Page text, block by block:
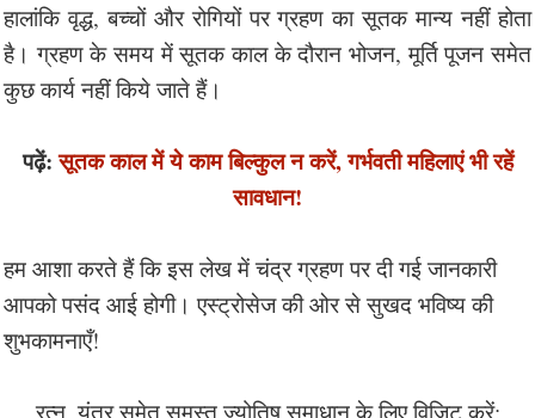
हालांकि वृद्ध, बच्चों और रोगियों पर ग्रहण का सूतक मान्य नहीं होता
है। ग्रहण के समय में सूतक काल के दौरान भोजन, मूर्ति पूजन समेत
कुछ कार्य नहीं किये जाते हैं।
पढ़ें:सूतक काल में ये काम बिल्कुल न करें, गर्भवती महिलाएं भी रहें
सावधान!
हम आशा करते हैं कि इस लेख में चंद्र ग्रहण पर दी गई जानकारी
आपको पसंद आई होगी। एस्ट्रोसेज की ओर से सुखद भविष्य की
शुभकामनाएँ!
रत्न, यंत्र समेत समस्त ज्योतिष समाधान के लिए विजिट करें: